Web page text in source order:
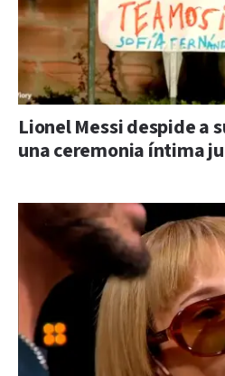
Lionel Messi despide a
una ceremonia íntima